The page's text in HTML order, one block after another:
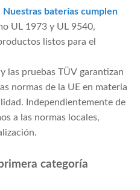
Nuestras baterías cumplen
UL 1973 y UL 9540,
listos para el
las pruebas TÜV garantizan
normas de la UE en materia
Independientemente de
a las normas locales,
categoría